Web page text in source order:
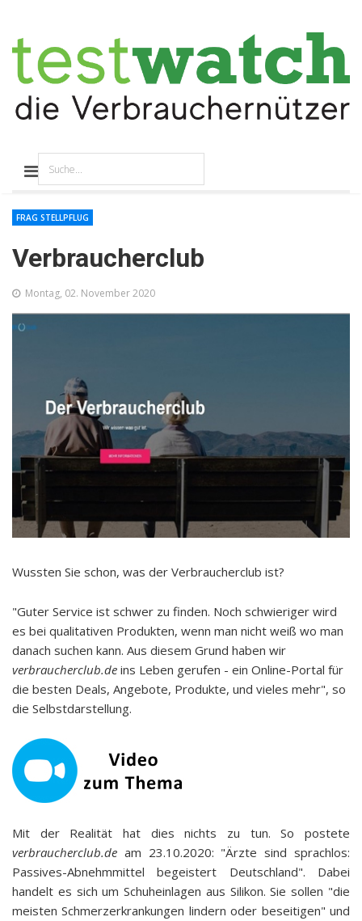
Verbraucherclub
FRAG STELLPFLUG
Montag, 02. November 2020
Wussten Sie schon, was der Verbraucherclub ist?
"Guter Service ist schwer zu finden. Noch schwieriger wird
es bei qualitativen Produkten, wenn man nicht weiß wo man
danach suchen kann. Aus diesem Grund haben wir
verbraucherclub.de ins Leben gerufen - ein Online-Portal für
die besten Deals, Angebote, Produkte, und vieles mehr", so
die Selbstdarstellung.
Mit der Realität hat dies nichts zu tun. So postete
verbraucherclub.de am 23.10.2020: "Ärzte sind sprachlos:
Passives-Abnehmmittel begeistert Deutschland". Dabei
handelt es sich um Schuheinlagen aus Silikon. Sie sollen "die
meisten Schmerzerkrankungen lindern oder beseitigen" und